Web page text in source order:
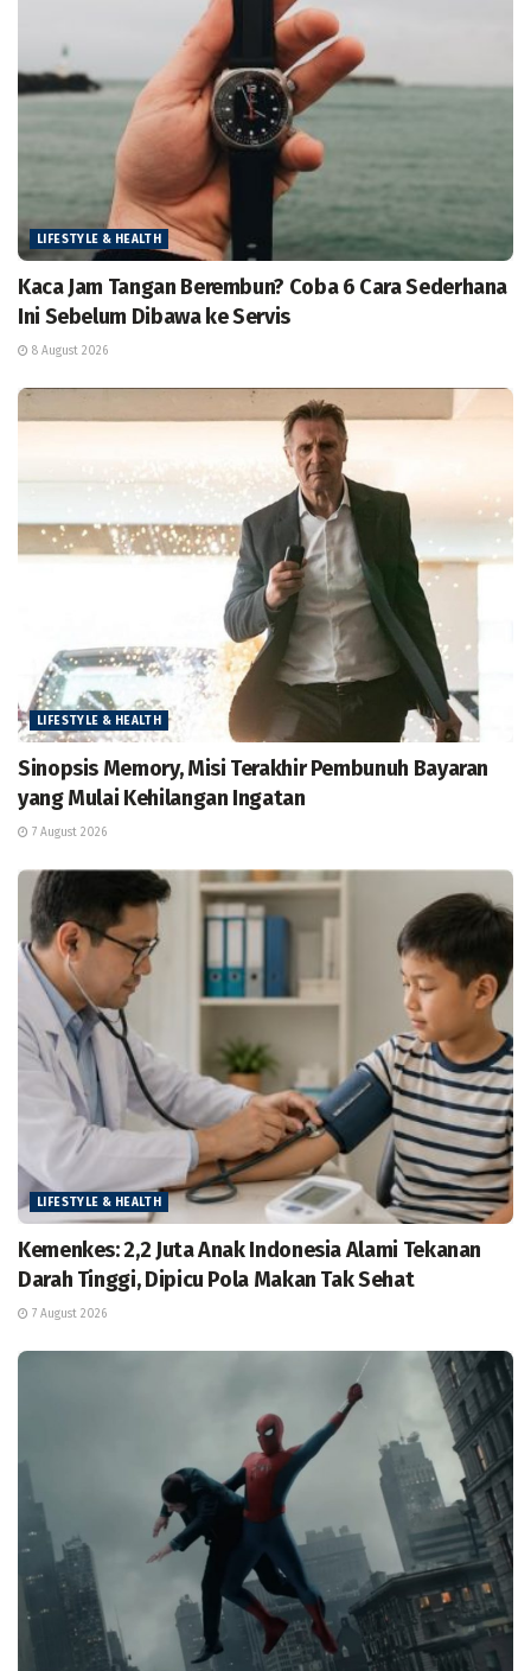
LIFESTYLE & HEALTH
Kaca Jam Tangan Berembun? Coba 6 Cara Sederhana
Ini Sebelum Dibawa ke Servis
8 August 2026
LIFESTYLE & HEALTH
Sinopsis Memory, Misi Terakhir Pembunuh Bayaran
yang Mulai Kehilangan Ingatan
7 August 2026
LIFESTYLE & HEALTH
Kemenkes: 2,2 Juta Anak Indonesia Alami Tekanan
Darah Tinggi, Dipicu Pola Makan Tak Sehat
7 August 2026